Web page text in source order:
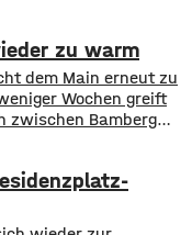
zu warm
dem Main erneut zu
Wochen greift
zwischen Bamberg
Zwar gibt es
noch keine